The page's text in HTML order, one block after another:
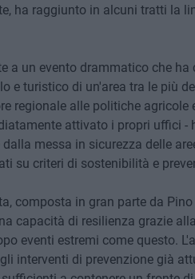
ha raggiunto in alcuni tratti la
a un evento drammatico che
e turistico di un'area tra le più
regionale alle politiche agricole
attivato i propri uffici -
messa in sicurezza delle
su criteri di sostenibilità e
composta in gran parte da
capacità di resilienza grazie
eventi estremi come questo.
interventi di prevenzione già